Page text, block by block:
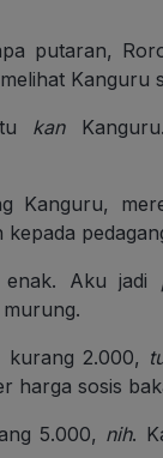
putaran,
Kanguru
kan
Kanguru,
Aku jadi
2.000,
harga sosis
5.000, nih.